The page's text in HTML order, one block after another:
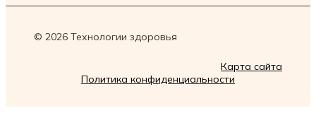
© 2026 Технологии здоровья
Карта сайта
Политика конфиденциальности